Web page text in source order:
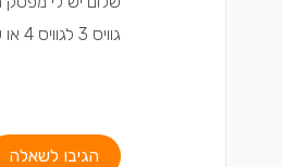
גוויס 3 לגוויס 4 או שצריך לחצוב החוצה נעם
הגיבו לשאלה